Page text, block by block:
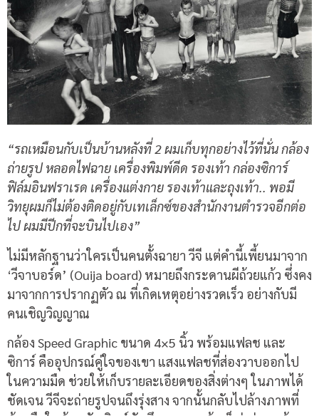
“รถเหมือนกับเป็นบ้านหลังที่ 2 ผมเก็บทุกอย่างไว้ที่นั่น กล้อง
ถ่ายรูป หลอดไฟฉาย เครื่องพิมพ์ดีด รองเท้า กล่องซิการ์
ฟิล์มอินฟราเรด เครื่องแต่งกาย รองเท้าและถุงเท้า.. พอมี
วิทยุผมก็ไม่ต้องติดอยู่กับเทเล็กซ์ของสำนักงานตำรวจอีกต่อ
ไป ผมมีปีกที่จะบินไปเอง”
ไม่มีหลักฐานว่าใครเป็นคนตั้งฉายา วีจี แต่คำนี้เพี้ยนมาจาก
‘วีจาบอร์ด’ (Ouija board) หมายถึงกระดานผีถ้วยแก้ว ซึ่งคง
มาจากการปรากฏตัว ณ ที่เกิดเหตุอย่างรวดเร็ว อย่างกับมี
คนเชิญวิญญาณ
กล้อง Speed Graphic ขนาด 4×5 นิ้ว พร้อมแฟลช และ
ซิการ์ คืออุปกรณ์คู่ใจของเขา แสงแฟลชที่ส่องวาบออกไป
ในความมืด ช่วยให้เก็บรายละเอียดของสิ่งต่างๆ ในภาพได้
ชัดเจน วีจีจะถ่ายรูปจนถึงรุ่งสาง จากนั้นกลับไปล้างภาพที่